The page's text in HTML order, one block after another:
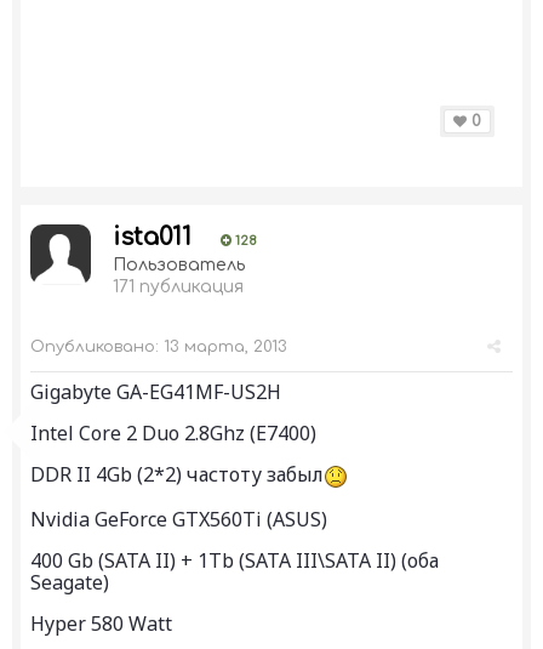
0
ista011 128
Пользователь
171 публикация
Опубликовано: 13 марта, 2013
Gigabyte GA-EG41MF-US2H
Intel Core 2 Duo 2.8Ghz (E7400)
DDR II 4Gb (2*2) частоту забыл
Nvidia GeForce GTX560Ti (ASUS)
400 Gb (SATA II) + 1Tb (SATA III\SATA II) (оба
Seagate)
Hyper 580 Watt